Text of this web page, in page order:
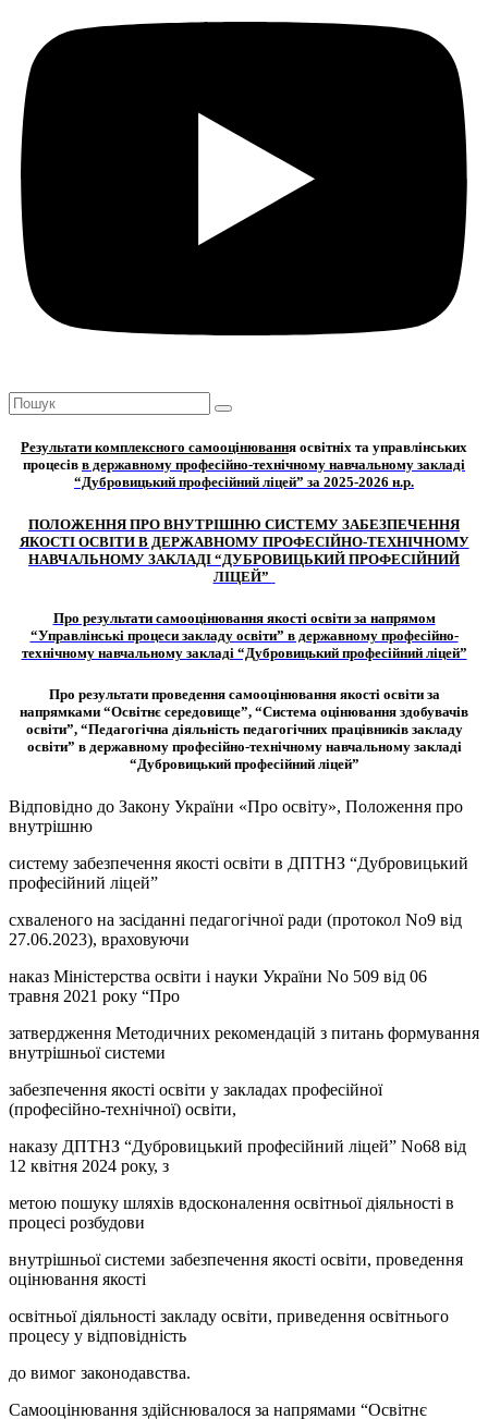
Результати комплексного самооцінювання освітніх та управлінських
процесів в державному професійно-технічному навчальному закладі
“Дубровицький професійний ліцей” за 2025-2026 н.р.
ПОЛОЖЕННЯ ПРО ВНУТРІШНЮ СИСТЕМУ ЗАБЕЗПЕЧЕННЯ
ЯКОСТІ ОСВІТИ В ДЕРЖАВНОМУ ПРОФЕСІЙНО-ТЕХНІЧНОМУ
НАВЧАЛЬНОМУ ЗАКЛАДІ “ДУБРОВИЦЬКИЙ ПРОФЕСІЙНИЙ
ЛІЦЕЙ”
Про результати самооцінювання якості освіти за напрямом
“Управлінські процеси закладу освіти” в державному професійно-
технічному навчальному закладі “Дубровицький професійний ліцей”
Про результати проведення самооцінювання якості освіти за
напрямками “Освітнє середовище”, “Система оцінювання здобувачів
освіти”, “Педагогічна діяльність педагогічних працівників закладу
освіти” в державному професійно-технічному навчальному закладі
“Дубровицький професійний ліцей”
Відповідно до Закону України «Про освіту», Положення про
внутрішню
систему забезпечення якості освіти в ДПТНЗ “Дубровицький
професійний ліцей”
схваленого на засіданні педагогічної ради (протокол No9 від
27.06.2023), враховуючи
наказ Міністерства освіти і науки України No 509 від 06
травня 2021 року “Про
затвердження Методичних рекомендацій з питань формування
внутрішньої системи
забезпечення якості освіти у закладах професійної
(професійно-технічної) освіти,
наказу ДПТНЗ “Дубровицький професійний ліцей” No68 від
12 квітня 2024 року, з
метою пошуку шляхів вдосконалення освітньої діяльності в
процесі розбудови
внутрішньої системи забезпечення якості освіти, проведення
оцінювання якості
освітньої діяльності закладу освіти, приведення освітнього
процесу у відповідність
до вимог законодавства.
Самооцінювання здійснювалося за напрямами “Освітнє